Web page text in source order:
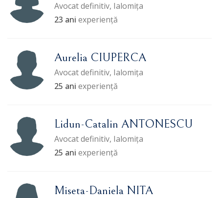
Avocat definitiv, Ialomița
23 ani experiență
Aurelia CIUPERCA
Avocat definitiv, Ialomița
25 ani experiență
Lidun-Catalin ANTONESCU
Avocat definitiv, Ialomița
25 ani experiență
Miseta-Daniela NITA